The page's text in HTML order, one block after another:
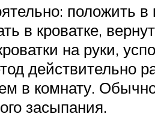
положить в
в кроватке,
на руки,
действительно
в комнату.
засыпания.